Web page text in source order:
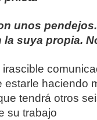
unos
suya propia.
haciendo
tendrá otros
su trabajo